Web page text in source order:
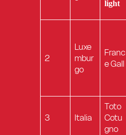
light
2
Luxe
mbur
go
Franc
e Gall
3 Italia
Toto
Cotu
gno